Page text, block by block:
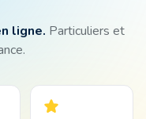
ligne. Particuliers et